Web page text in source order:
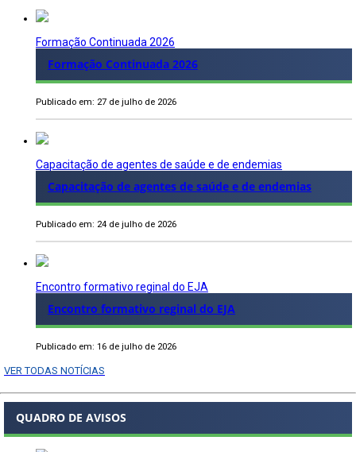
Formação Continuada 2026
Formação Continuada 2026
Publicado em: 27 de julho de 2026
Capacitação de agentes de saúde e de endemias
Capacitação de agentes de saúde e de endemias
Publicado em: 24 de julho de 2026
Encontro formativo reginal do EJA
Encontro formativo reginal do EJA
Publicado em: 16 de julho de 2026
VER TODAS NOTÍCIAS
QUADRO DE AVISOS